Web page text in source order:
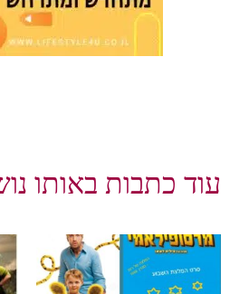
עוד כתבות באותו